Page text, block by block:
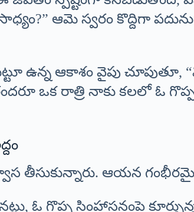
ఆమె స్వరం కొద్దిగా
ఉన్న ఆకాశం వైపు చూపుతూ,
ఒక రాత్రి నాకు కలలో ఓ గొప్ప
తీసుకున్నారు. ఆయన
ఓ గొప్ప సింహాసనంపై